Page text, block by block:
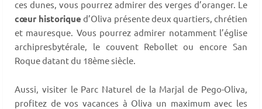
ces dunes, vous pourrez admirer des verges d’oranger. Le
cœur historique d’Oliva présente deux quartiers, chrétien
et mauresque. Vous pourrez admirer notamment l’église
archipresbytérale, le couvent Rebollet ou encore San
Roque datant du 18ème siècle.
Aussi, visiter le Parc Naturel de la Marjal de Pego-Oliva,
profitez de vos vacances à Oliva un maximum avec les